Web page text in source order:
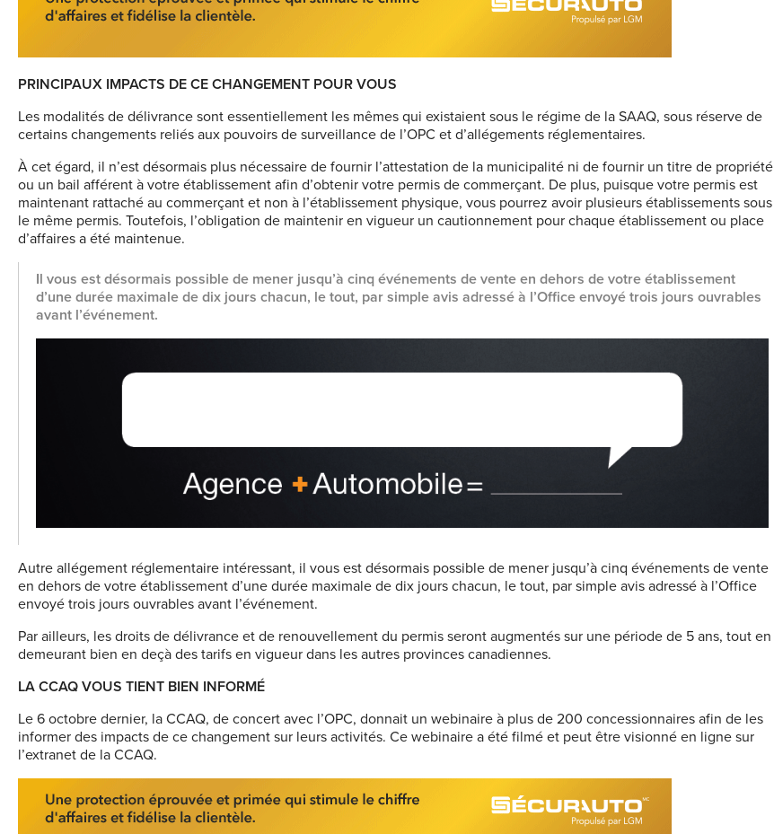
PRINCIPAUX IMPACTS DE CE CHANGEMENT POUR VOUS
Les modalités de délivrance sont essentiellement les mêmes qui existaient sous le régime de la SAAQ, sous réserve de
certains changements reliés aux pouvoirs de surveillance de l’OPC et d’allégements réglementaires.
À cet égard, il n’est désormais plus nécessaire de fournir l’attestation de la municipalité ni de fournir un titre de propriété
ou un bail afférent à votre établissement afin d’obtenir votre permis de commerçant. De plus, puisque votre permis est
maintenant rattaché au commerçant et non à l’établissement physique, vous pourrez avoir plusieurs établissements sous
le même permis. Toutefois, l’obligation de maintenir en vigueur un cautionnement pour chaque établissement ou place
d’affaires a été maintenue.
Il vous est désormais possible de mener jusqu’à cinq événements de vente en dehors de votre établissement
d’une durée maximale de dix jours chacun, le tout, par simple avis adressé à l’Office envoyé trois jours ouvrables
avant l’événement.
Autre allégement réglementaire intéressant, il vous est désormais possible de mener jusqu’à cinq événements de vente
en dehors de votre établissement d’une durée maximale de dix jours chacun, le tout, par simple avis adressé à l’Office
envoyé trois jours ouvrables avant l’événement.
Par ailleurs, les droits de délivrance et de renouvellement du permis seront augmentés sur une période de 5 ans, tout en
demeurant bien en deçà des tarifs en vigueur dans les autres provinces canadiennes.
LA CCAQ VOUS TIENT BIEN INFORMÉ
Le 6 octobre dernier, la CCAQ, de concert avec l’OPC, donnait un webinaire à plus de 200 concessionnaires afin de les
informer des impacts de ce changement sur leurs activités. Ce webinaire a été filmé et peut être visionné en ligne sur
l’extranet de la CCAQ.